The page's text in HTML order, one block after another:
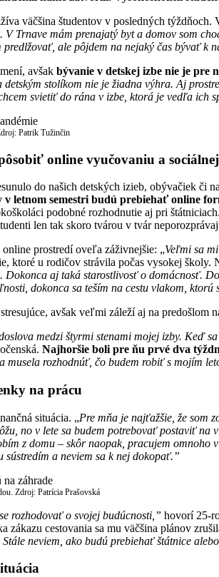
väčšina študentov v posledných
V Trnave mám prenajatý byt a domov som
ale pôjdem na nejaký čas bývať k
avšak bývanie v detskej izbe nie je pre
stolíkom nie je žiadna výhra. Aj
svietiť do rána v izbe, ktorá je vedľa ich
Patrik Tužinčin
online vyučovaniu a
do našich detských izieb, obývačiek či
v letnom semestri budú prebiehať online
podobné rozhodnutie aj pri
len tak skoro tvárou v tvár
prostredí oveľa záživnejšie: „Veľmi sa
ktoré u rodičov strávila počas vysokej
Dokonca aj taká starostlivosť o domácnosť.
dokonca sa teším na cestu vlakom, ktorú
avšak veľmi záleží aj na predošlom
medzi štyrmi stenami mojej izby.
Najhoršie boli pre ňu prvé dva
musela rozhodnúť, čo budem robiť s mojím
na prácu
situácia. „Pre mňa je najťažšie, že som
no v lete sa budem potrebovať postaviť na
z domu – skôr naopak, pracujem
sústredím a neviem sa k nej dokopať.”
Zdroj: Patrícia Prašovská
rozhodovať o svojej budúcnosti,” hovorí 25-
zákazu cestovania sa mu väčšina plánov
neviem, ako budú prebiehať štátnice